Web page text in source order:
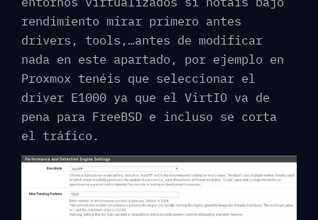
rendimiento mirar primero antes
drivers, tools,…antes de modificar
nada en este apartado, por ejemplo en
Proxmox tenéis que seleccionar el
driver E1000 ya que el VirtIO va de
pena para FreeBSD e incluso se corta
el tráfico.